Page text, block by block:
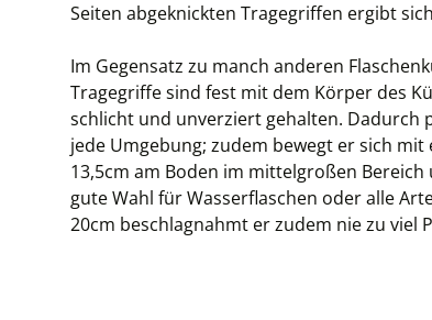
Seiten abgeknickten Tragegriffen ergibt
Im Gegensatz zu manch anderen
Tragegriffe sind fest mit dem Körper des
schlicht und unverziert gehalten. Dadurch
jede Umgebung; zudem bewegt er sich
13,5cm am Boden im mittelgroßen
gute Wahl für Wasserflaschen oder alle
20cm beschlagnahmt er zudem nie zu viel